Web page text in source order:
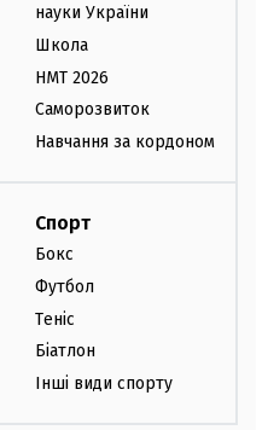
науки України
Школа
НМТ 2026
Саморозвиток
Навчання за кордоном
Спорт
Бокс
Футбол
Теніс
Біатлон
Інші види спорту